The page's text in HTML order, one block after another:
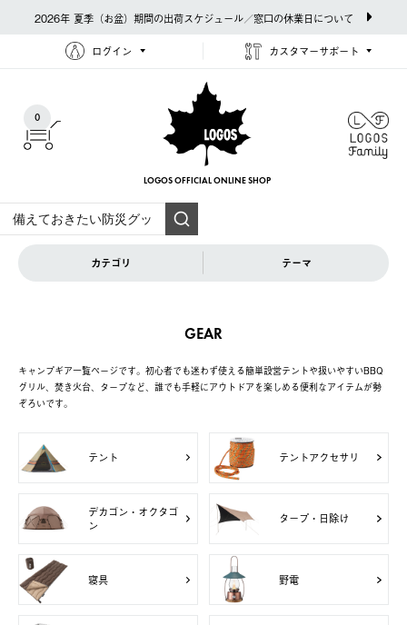
2026年 夏季（お盆）期間の出荷スケジュール／窓口の休業日について
ログイン カスタマーサポート
0
LOGOS OFFICIAL ONLINE SHOP
カテゴリ テーマ
GEAR
キャンプギア一覧ページです。初心者でも迷わず使える簡単設営テントや扱いやすいBBQ
グリル、焚き火台、タープなど、誰でも手軽にアウトドアを楽しめる便利なアイテムが勢
ぞろいです。
テント テントアクセサリ
デカゴン・オクタゴ
ン
タープ・日除け
寝具 野電